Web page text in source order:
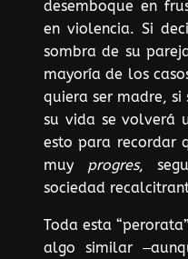
desemboque en
en violencia. Si
sombra de su
mayoría de los
quiera ser madre, si
su vida se volverá
esto para recordar
muy
progres,
sociedad
Toda esta
algo similar